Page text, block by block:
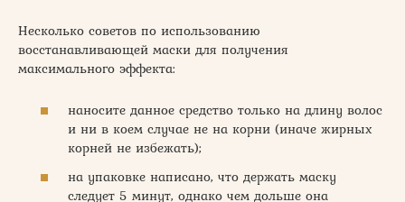
Несколько советов по использованию
восстанавливающей маски для получения
максимального эффекта:
наносите данное средство только на длину волос
и ни в коем случае не на корни (иначе жирных
корней не избежать);
на упаковке написано, что держать маску
следует 5 минут, однако чем дольше она